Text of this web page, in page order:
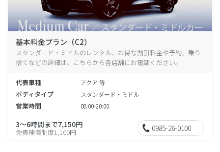
基本料金プラン（C2）
スタンダード・ミドルのレンタル、お得な割引料金や予約、乗り
捨てなどの詳細は、こちらから各店舗にお電話ください。
代表車種 アクア 等
ボディタイプ スタンダード・ミドル
営業時間 08:00-20:00
3～6時間まで7,150円
免責補償制度1,100円 0985-26-0100